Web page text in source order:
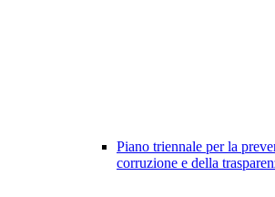
Piano triennale per la
corruzione e della